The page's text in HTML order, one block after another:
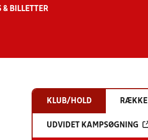
& BILLETTER
KLUB/HOLD RÆKKE
UDVIDET KAMPSØGNING